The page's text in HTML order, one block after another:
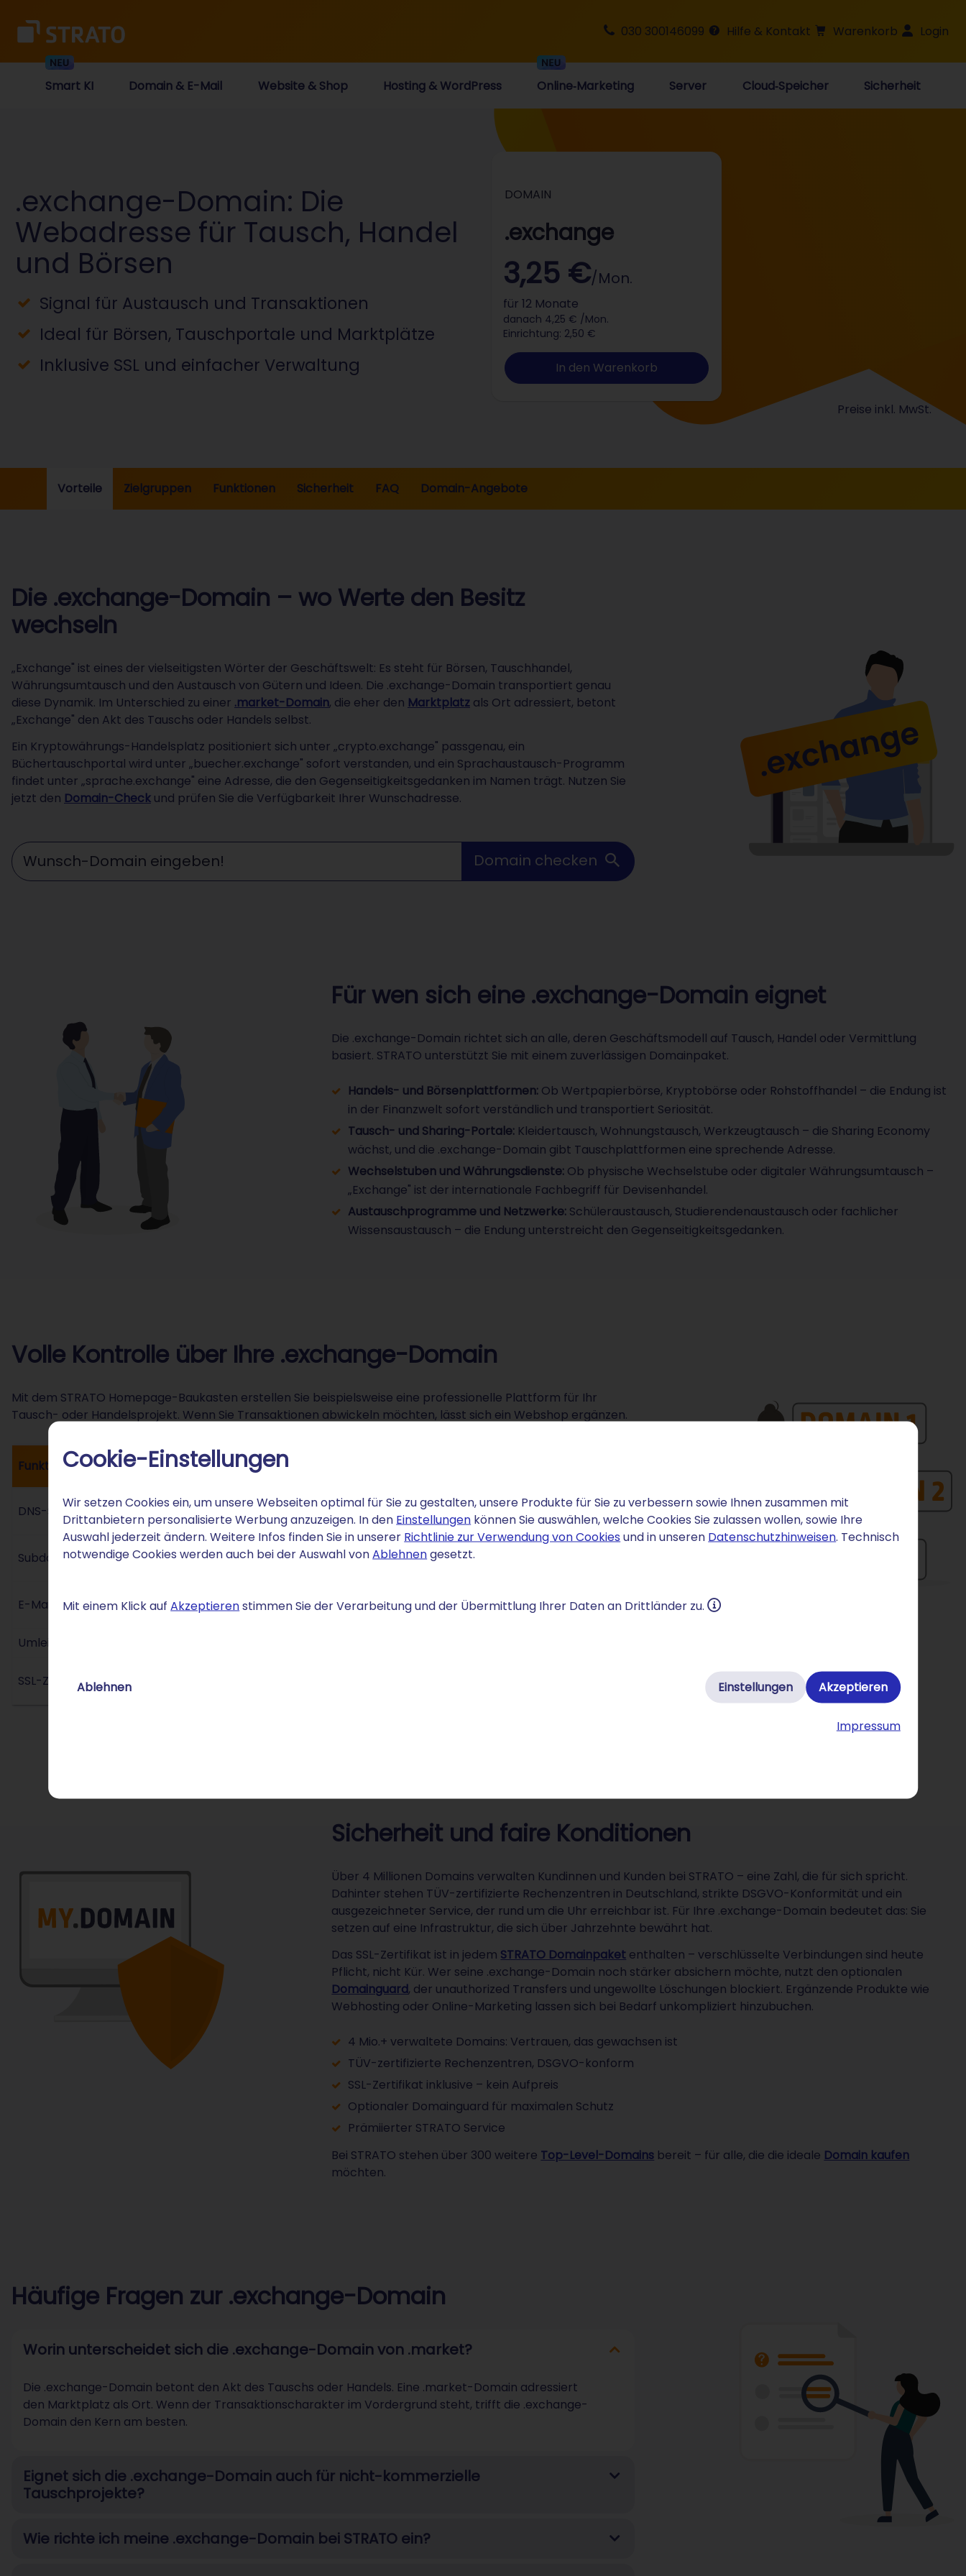
Cookie-Einstellungen
Wir setzen Cookies ein, um unsere Webseiten optimal für Sie zu gestalten, unsere Produkte für Sie zu verbessern sowie Ihnen zusammen mit
Drittanbietern personalisierte Werbung anzuzeigen. In den Einstellungen können Sie auswählen, welche Cookies Sie zulassen wollen, sowie Ihre
Auswahl jederzeit ändern. Weitere Infos finden Sie in unserer Richtlinie zur Verwendung von Cookies und in unseren Datenschutzhinweisen. Technisch
notwendige Cookies werden auch bei der Auswahl vonAblehnengesetzt.
Mit einem Klick aufAkzeptierenstimmen Sie der Verarbeitung und der Übermittlung Ihrer Daten an Drittländer zu.
Ablehnen Einstellungen Akzeptieren
Impressum
030 300146099 Hilfe & Kontakt Warenkorb Login
Smart KI Domain & E-Mail Website & Shop Hosting & WordPress Online‑Marketing Server Cloud‑Speicher Sicherheit
.exchange-Domain: Die
Webadresse für Tausch, Handel
und Börsen
Signal für Austausch und Transaktionen
Ideal für Börsen, Tauschportale und Marktplätze
Inklusive SSL und einfacher Verwaltung
DOMAIN
.exchange
3,25 €/Mon.
für 12 Monate
danach 4,25 € /Mon.
Einrichtung: 2,50 €
In den Warenkorb
Preise inkl. MwSt.
Vorteile Zielgruppen Funktionen Sicherheit FAQ Domain-Angebote
Die .exchange-Domain – wo Werte den Besitz
wechseln
„Exchange" ist eines der vielseitigsten Wörter der Geschäftswelt: Es steht für Börsen, Tauschhandel,
Währungsumtausch und den Austausch von Gütern und Ideen. Die .exchange-Domain transportiert genau
diese Dynamik. Im Unterschied zu einer .market-Domain, die eher den Marktplatz als Ort adressiert, betont
„Exchange" den Akt des Tauschs oder Handels selbst.
Ein Kryptowährungs-Handelsplatz positioniert sich unter „crypto.exchange" passgenau, ein
Büchertauschportal wird unter „buecher.exchange" sofort verstanden, und ein Sprachaustausch-Programm
findet unter „sprache.exchange" eine Adresse, die den Gegenseitigkeitsgedanken im Namen trägt. Nutzen Sie
jetzt den Domain-Check und prüfen Sie die Verfügbarkeit Ihrer Wunschadresse.
Wunschdomain eingeben ...
Domain checken
Für wen sich eine .exchange-Domain eignet
Die .exchange-Domain richtet sich an alle, deren Geschäftsmodell auf Tausch, Handel oder Vermittlung
basiert. STRATO unterstützt Sie mit einem zuverlässigen Domainpaket.
Handels- und Börsenplattformen:Ob Wertpapierbörse, Kryptobörse oder Rohstoffhandel – die Endung ist
in der Finanzwelt sofort verständlich und transportiert Seriosität.
Tausch- und Sharing-Portale:Kleidertausch, Wohnungstausch, Werkzeugtausch – die Sharing Economy
wächst, und die .exchange-Domain gibt Tauschplattformen eine sprechende Adresse.
Wechselstuben und Währungsdienste:Ob physische Wechselstube oder digitaler Währungsumtausch –
„Exchange" ist der internationale Fachbegriff für Devisenhandel.
Austauschprogramme und Netzwerke:Schüleraustausch, Studierendenaustausch oder fachlicher
Wissensaustausch – die Endung unterstreicht den Gegenseitigkeitsgedanken.
Volle Kontrolle über Ihre .exchange-Domain
Mit dem STRATO Homepage-Baukasten erstellen Sie beispielsweise eine professionelle Plattform für Ihr
Tausch- oder Handelsprojekt. Wenn Sie Transaktionen abwickeln möchten, lässt sich ein Webshop ergänzen.
Funktion
DNS-Selbstverwaltung
Flexible Verknüpfung mit Webspace,
Handelsplattformen oder APIs.
Subdomain-Management
z. B. kurse.ihr-name.exchange für aktuelle
E-Mail-Konfiguration
vertrauenswürdig.
Umleitungs-Service
SSL-Zertifikat
Sicherheit und faire Konditionen
Über 4 Millionen Domains verwalten Kundinnen und Kunden bei STRATO – eine Zahl, die für sich spricht.
Dahinter stehen TÜV-zertifizierte Rechenzentren in Deutschland, strikte DSGVO-Konformität und ein
ausgezeichneter Service, der rund um die Uhr erreichbar ist. Für Ihre .exchange-Domain bedeutet das: Sie
setzen auf eine Infrastruktur, die sich über Jahrzehnte bewährt hat.
Das SSL-Zertifikat ist in jedem STRATO Domainpaket enthalten – verschlüsselte Verbindungen sind heute
Pflicht, nicht Kür. Wer seine .exchange-Domain noch stärker absichern möchte, nutzt den optionalen
Domainguard, der unauthorized Transfers und ungewollte Löschungen blockiert. Ergänzende Produkte wie
Webhosting oder Online-Marketing lassen sich bei Bedarf unkompliziert hinzubuchen.
4 Mio.+ verwaltete Domains: Vertrauen, das gewachsen ist
TÜV-zertifizierte Rechenzentren, DSGVO-konform
SSL-Zertifikat inklusive – kein Aufpreis
Optionaler Domainguard für maximalen Schutz
Prämiierter STRATO Service
Bei STRATO stehen über 300 weitere Top-Level-Domains bereit – für alle, die die ideale Domain kaufen
möchten.
Häufige Fragen zur .exchange-Domain
Worin unterscheidet sich die .exchange-Domain von .market?
Die .exchange-Domain betont den Akt des Tauschs oder Handels. Eine .market-Domain adressiert
den Marktplatz als Ort. Wenn der Transaktionscharakter im Vordergrund steht, trifft die .exchange-
Domain den Kern am besten.
Eignet sich die .exchange-Domain auch für nicht-kommerzielle
Tauschprojekte?
Wie richte ich meine .exchange-Domain bei STRATO ein?